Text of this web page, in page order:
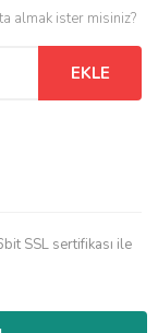
almak ister misiniz?
EKLE
SSL sertifikası ile